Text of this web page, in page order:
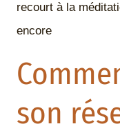
recourt à la
encore
son